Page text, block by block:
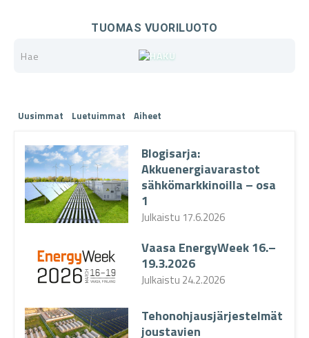
TUOMAS VUORILUOTO
Uusimmat Luetuimmat Aiheet
Blogisarja:
Akkuenergiavarastot
sähkömarkkinoilla – osa
1
Julkaistu 17.6.2026
Vaasa EnergyWeek 16.–
19.3.2026
Julkaistu 24.2.2026
Tehonohjausjärjestelmät
joustavien